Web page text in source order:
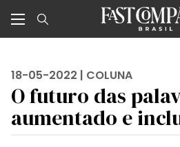
18-05-2022 | COLUNA
O futuro das
aumentado e